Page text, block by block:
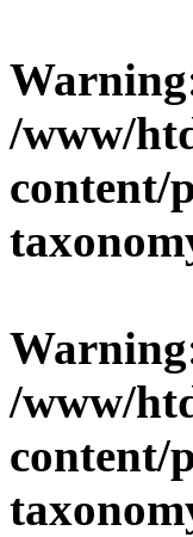
Warning
/www/
content/
Warning
/www/
content/